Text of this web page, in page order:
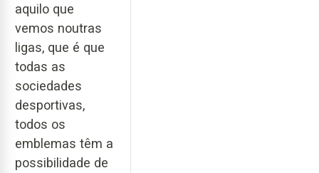
aquilo que
vemos noutras
ligas, que é que
todas as
sociedades
desportivas,
todos os
emblemas têm a
possibilidade de